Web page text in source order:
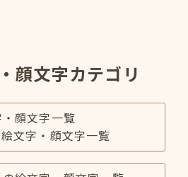
顔文字カテゴリ
顔文字一覧
文字・顔文字一覧